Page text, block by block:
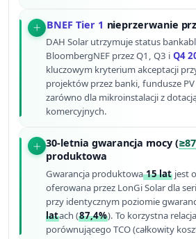
BNEF Tier 1 nieprzerwanie
DAH Solar utrzymuje status
BloombergNEF przez Q1, Q3 i Q4
kluczowym kryterium akceptacji
projektów przez banki, fundusze PV
zarówno dla mikroinstalacji z
komercyjnych.
30-letnia gwarancja mocy (
produktowa
Gwarancja produktowa15 lat jest
oferowana przez LonGi Solar dla
przy identycznym poziomie
latach (87,4%). To korzystna
porównującego TCO (całkowity